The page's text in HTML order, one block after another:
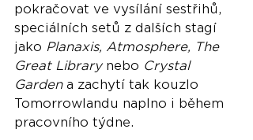
pokračovat ve vysílání sestřihů,
speciálních setů z dalších stagí
jako Planaxis, Atmosphere, The
Great Library nebo Crystal
Garden a zachytí tak kouzlo
Tomorrowlandu naplno i během
pracovního týdne.